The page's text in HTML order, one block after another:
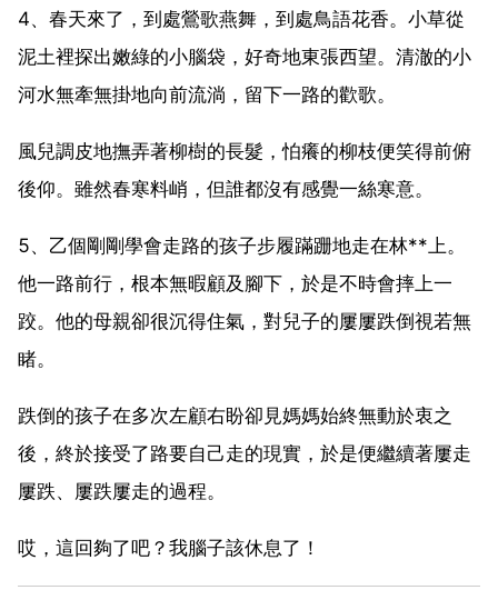
4、春天來了，到處鶯歌燕舞，到處鳥語花香。小草從
泥土裡探出嫩綠的小腦袋，好奇地東張西望。清澈的小
河水無牽無掛地向前流淌，留下一路的歡歌。
風兒調皮地撫弄著柳樹的長髮，怕癢的柳枝便笑得前俯
後仰。雖然春寒料峭，但誰都沒有感覺一絲寒意。
5、乙個剛剛學會走路的孩子步履蹣跚地走在林**上。
他一路前行，根本無暇顧及腳下，於是不時會摔上一
跤。他的母親卻很沉得住氣，對兒子的屢屢跌倒視若無
睹。
跌倒的孩子在多次左顧右盼卻見媽媽始終無動於衷之
後，終於接受了路要自己走的現實，於是便繼續著屢走
屢跌、屢跌屢走的過程。
哎，這回夠了吧？我腦子該休息了！